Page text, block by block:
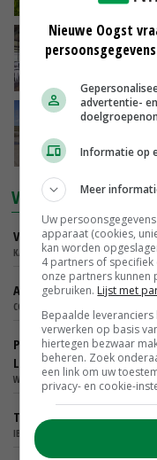
Kick
piek
‘De
ADAMA
VACATURES
Verkoper Binnendienst
KARO BV - ZWAAGDIJK, NOORD-
Accountmanager
COMGOED B.V. - NL
Projectmedewerker
Landbouw
WIJ.LAND - ABCOUDE
Teamleider instroom
IBN - SCHAIJK
Nieuwe Oogst
advertentie-
Informatie op
Meer
Uw
apparaat (cookies,
kan worden
4 partners of
onze partners kunnen
gebruiken. Lijst met
Bepaalde
verwerken op basis
hiertegen bezwaar
beheren. Zoek
een link om uw
privacy- en cookie-